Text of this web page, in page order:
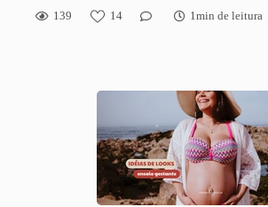
139 14 1min de leitura